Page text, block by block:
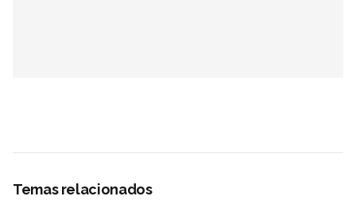
Temas relacionados